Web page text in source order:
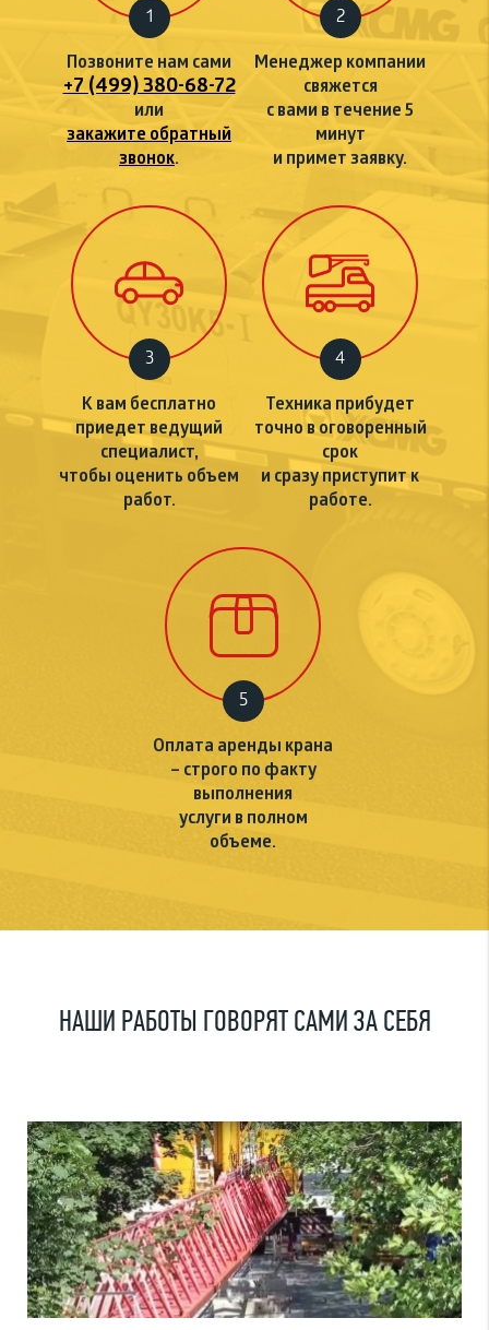
1
Позвоните нам сами
+7 (499) 380-68-72
или
закажите обратный
звонок.
2
Менеджер компании
свяжется
с вами в течение 5
минут
и примет заявку.
3
К вам бесплатно
приедет ведущий
специалист,
чтобы оценить объем
работ.
4
Техника прибудет
точно в оговоренный
срок
и сразу приступит к
работе.
5
Оплата аренды крана
– строго по факту
выполнения
услуги в полном
объеме.
НАШИ РАБОТЫ ГОВОРЯТ САМИ ЗА СЕБЯ